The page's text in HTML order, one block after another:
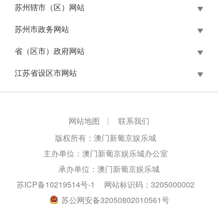
苏州辖市（区）网站
苏州市政务网站
省（区市）政府网站
江苏省设区市网站
网站地图 |
联系我们
版权所有：澳门新葡京娱乐城
主办单位：澳门新葡京娱乐城办公室
承办单位：澳门新葡京娱乐城
苏ICP备10219514号-1
网站标识码：3205000002
苏公网安备32050802010561号